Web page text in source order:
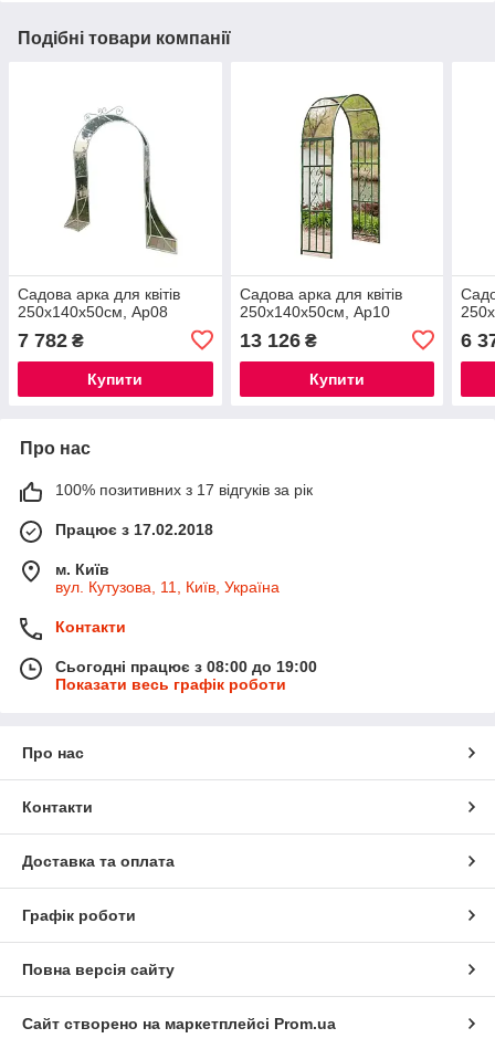
Подібні товари компанії
Садова арка для квітів
250х140х50см, Ар08
7 782 ₴
Купити
Садова арка для квітів
250х140х50см, Ар10
13 126₴
Купити
6
Про нас
100% позитивних з 17 відгуків за рік
Працює з 17.02.2018
м. Київ
вул. Кутузова, 11, Київ, Україна
Контакти
Сьогодні працює з 08:00 до 19:00
Показати весь графік роботи
Про нас
Контакти
Доставка та оплата
Графік роботи
Повна версія сайту
Сайт створено на маркетплейсі Prom.ua